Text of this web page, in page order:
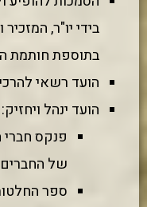
בידי יו"ר,
בתוספת חותמת
הועד רשאי
הועד ינהל ויחזיק:
פנקס
של
ספר